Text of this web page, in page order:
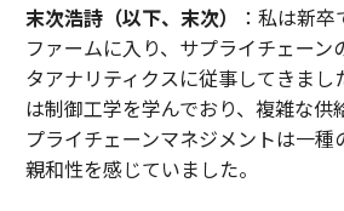
末次浩詩（以下、末次）
：私は新
ファームに入り、サプライチェーン
タアナリティクスに従事してきまし
は制御工学を学んでおり、複雑な供
プライチェーンマネジメントは一種
親和性を感じていました。